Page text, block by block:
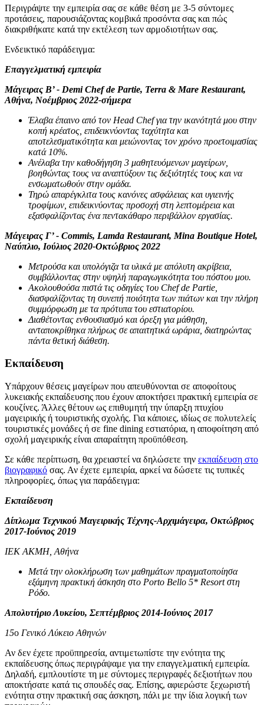
Περιγράψτε την εμπειρία σας σε κάθε θέση με 3-5 σύντομες
προτάσεις, παρουσιάζοντας κομβικά προσόντα σας και πώς
διακριθήκατε κατά την εκτέλεση των αρμοδιοτήτων σας.
Ενδεικτικό παράδειγμα:
Επαγγελματική εμπειρία
Μάγειρας Β’ - Demi Chef de Partie, Terra & Mare Restaurant,
Αθήνα, Νοέμβριος 2022-σήμερα
Έλαβα έπαινο από τον Head Chef για την ικανότητά μου στην
κοπή κρέατος, επιδεικνύοντας ταχύτητα και
αποτελεσματικότητα και μειώνοντας τον χρόνο προετοιμασίας
κατά 10%.
Ανέλαβα την καθοδήγηση 3 μαθητευόμενων μαγείρων,
βοηθώντας τους να αναπτύξουν τις δεξιότητές τους και να
ενσωματωθούν στην ομάδα.
Τηρώ απαρέγκλιτα τους κανόνες ασφάλειας και υγιεινής
τροφίμων, επιδεικνύοντας προσοχή στη λεπτομέρεια και
εξασφαλίζοντας ένα πεντακάθαρο περιβάλλον εργασίας.
Μάγειρας Γ’ - Commis, Lamda Restaurant, Mina Boutique Hotel,
Ναύπλιο, Ιούλιος 2020-Οκτώβριος 2022
Μετρούσα και υπολόγιζα τα υλικά με απόλυτη ακρίβεια,
συμβάλλοντας στην υψηλή παραγωγικότητα του πόστου μου.
Ακολουθούσα πιστά τις οδηγίες του Chef de Partie,
διασφαλίζοντας τη συνεπή ποιότητα των πιάτων και την πλήρη
συμμόρφωση με τα πρότυπα του εστιατορίου.
Διαθέτοντας ενθουσιασμό και όρεξη για μάθηση,
ανταποκρίθηκα πλήρως σε απαιτητικά ωράρια, διατηρώντας
πάντα θετική διάθεση.
Εκπαίδευση
Υπάρχουν θέσεις μαγείρων που απευθύνονται σε αποφοίτους
λυκειακής εκπαίδευσης που έχουν αποκτήσει πρακτική εμπειρία σε
κουζίνες. Άλλες θέτουν ως επιθυμητή την ύπαρξη πτυχίου
μαγειρικής ή τουριστικής σχολής. Για κάποιες, ιδίως σε πολυτελείς
τουριστικές μονάδες ή σε fine dining εστιατόρια, η αποφοίτηση από
σχολή μαγειρικής είναι απαραίτητη προϋπόθεση.
Σε κάθε περίπτωση, θα χρειαστεί να δηλώσετε την εκπαίδευση στο
βιογραφικό σας. Αν έχετε εμπειρία, αρκεί να δώσετε τις τυπικές
πληροφορίες, όπως για παράδειγμα:
Εκπαίδευση
Δίπλωμα Τεχνικού Μαγειρικής Τέχνης-Αρχιμάγειρα, Οκτώβριος
2017-Ιούνιος 2019
ΙΕΚ ΑΚΜΗ, Αθήνα
Μετά την ολοκλήρωση των μαθημάτων πραγματοποίησα
εξάμηνη πρακτική άσκηση στο Porto Bello 5* Resort στη
Ρόδο.
Απολυτήριο Λυκείου, Σεπτέμβριος 2014-Ιούνιος 2017
15ο Γενικό Λύκειο Αθηνών
Αν δεν έχετε προϋπηρεσία, αντιμετωπίστε την ενότητα της
εκπαίδευσης όπως περιγράψαμε για την επαγγελματική εμπειρία.
Δηλαδή, εμπλουτίστε τη με σύντομες περιγραφές δεξιοτήτων που
αποκτήσατε κατά τις σπουδές σας. Επίσης, αφιερώστε ξεχωριστή
ενότητα στην πρακτική σας άσκηση, πάλι με την ίδια λογική των